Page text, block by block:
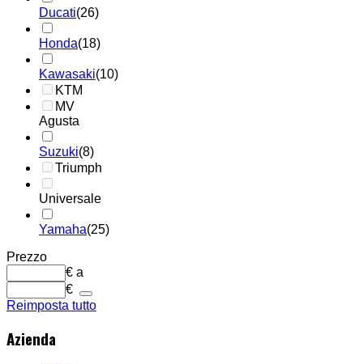
Ducati(26)
Honda(18)
Kawasaki(10)
KTM
MV
Agusta
Suzuki(8)
Triumph
Universale
Yamaha(25)
Prezzo
€ a
€
Reimposta tutto
Azienda